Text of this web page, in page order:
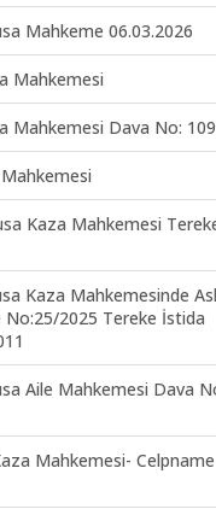
Mahkeme 06.03.2026
Mahkemesi
Mahkemesi Dava No:
Kaza Mahkemesi
Kaza Mahkemesinde
No:25/2025 Tereke İstida
Aile Mahkemesi Dava
Mahkemesi- Celpname